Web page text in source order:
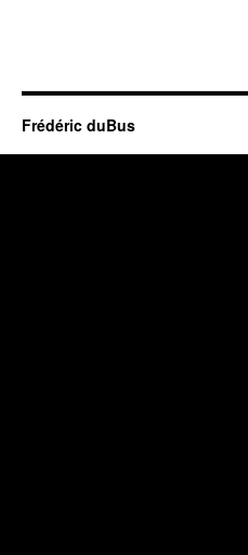
Frédéric duBus